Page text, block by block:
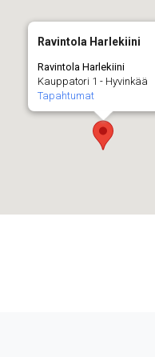
Ravintola Harlekiini
Ravintola Harlekiini
Kauppatori 1 - Hyvinkää
Tapahtumat